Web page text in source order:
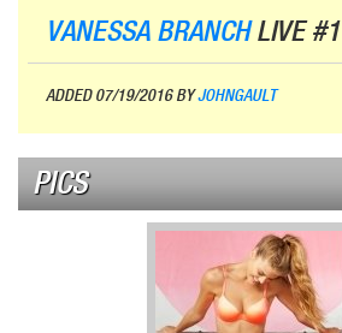
VANESSA BRANCHLIVE #1
ADDED 07/19/2016 BYJOHNGAULT
PICS